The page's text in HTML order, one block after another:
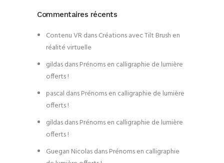
Commentaires récents
Contenu VRdansCréations avec Tilt Brush en
réalité virtuelle
gildasdansPrénoms en calligraphie de lumière
offerts !
pascal dansPrénoms en calligraphie de lumière
offerts !
gildasdansPrénoms en calligraphie de lumière
offerts !
Guegan NicolasdansPrénoms en calligraphie